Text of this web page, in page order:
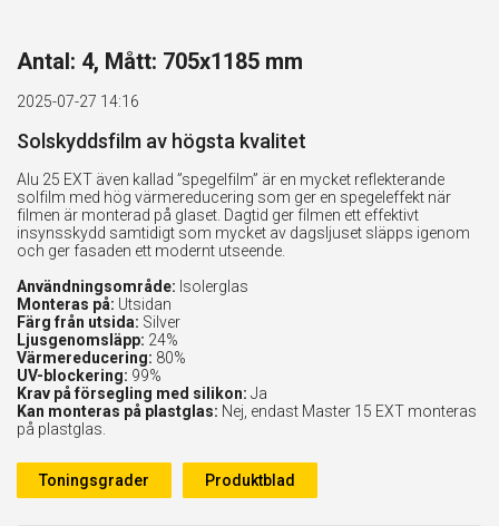
Antal: 4, Mått: 705x1185 mm
2025-07-27 14:16
Solskyddsfilm av högsta kvalitet
Alu 25 EXT även kallad ”spegelfilm” är en mycket reflekterande
solfilm med hög värmereducering som ger en spegeleffekt när
filmen är monterad på glaset. Dagtid ger filmen ett effektivt
insynsskydd samtidigt som mycket av dagsljuset släpps igenom
och ger fasaden ett modernt utseende.
Användningsområde: Isolerglas
Monteras på: Utsidan
Färg från utsida: Silver
Ljusgenomsläpp: 24%
Värmereducering: 80%
UV-blockering: 99%
Krav på försegling med silikon: Ja
Kan monteras på plastglas: Nej, endast Master 15 EXT monteras
på plastglas.
Toningsgrader Produktblad